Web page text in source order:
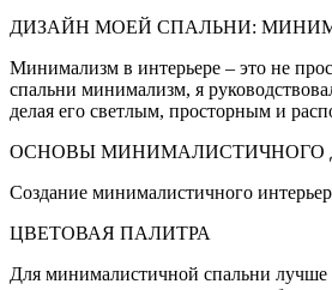
ДИЗАЙН МОЕЙ СПАЛЬНИ:
Минимализм в интерьере – это не
спальни минимализм, я
делая его светлым, просторным и
ОСНОВЫ МИНИМАЛИСТИЧНОГО
Создание минималистичного
ЦВЕТОВАЯ ПАЛИТРА
Для минималистичной спальни лучше